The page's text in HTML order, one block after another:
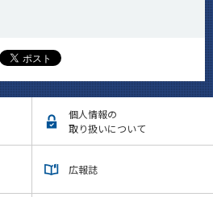
個人情報の
取り扱いについて
広報誌
サイト構成
学内向け情報
CLOSE